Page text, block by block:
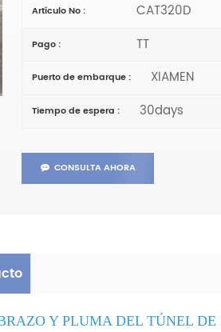
Artículo No : CAT320D
Pago : TT
Puerto de embarque : XIAMEN
Tiempo de espera : 30days
CONSULTA AHORA
Y PLUMA DEL TÚNEL DE